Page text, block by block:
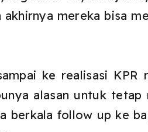
mereka bisa
ke realisasi KPR
alasan untuk tetap
berkala follow up ke